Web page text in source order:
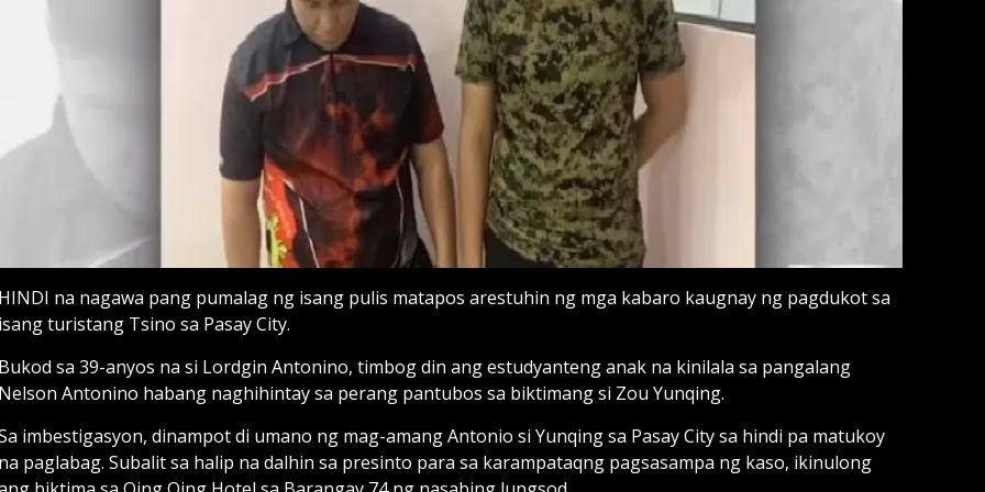
na nagawa pang pumalag ng isang pulis matapos arestuhin ng mga kabaro kaugnay ng pagdukot sa
turistang Tsino sa Pasay City.
sa 39-anyos na si Lordgin Antonino, timbog din ang estudyanteng anak na kinilala sa pangalang
Antonino habang naghihintay sa perang pantubos sa biktimang si Zou Yunqing.
imbestigasyon, dinampot di umano ng mag-amang Antonio si Yunqing sa Pasay City sa hindi pa matukoy
paglabag. Subalit sa halip na dalhin sa presinto para sa karampataqng pagsasampa ng kaso, ikinulong